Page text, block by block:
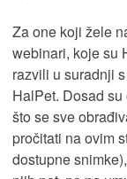
Za one koji žele
webinari, koje su
razvili u suradnji
HalPet. Dosad
što se sve
pročitati na ovim
dostupne